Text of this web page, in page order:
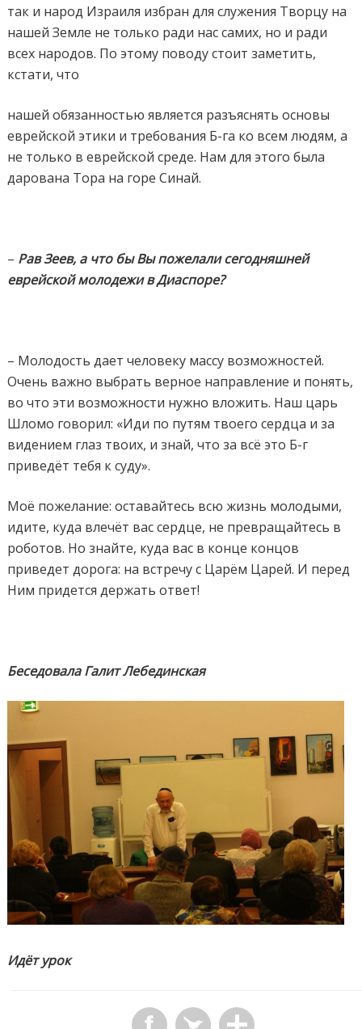
так и народ Израиля избран для служения Творцу на
нашей Земле не только ради нас самих, но и ради
всех народов. По этому поводу стоит заметить,
кстати, что
нашей обязанностью является разъяснять основы
еврейской этики и требования Б-га ко всем людям, а
не только в еврейской среде. Нам для этого была
дарована Тора на горе Синай.
– Рав Зеев, а что бы Вы пожелали сегодняшней
еврейской молодежи в Диаспоре?
– Молодость дает человеку массу возможностей.
Очень важно выбрать верное направление и понять,
во что эти возможности нужно вложить. Наш царь
Шломо говорил: «Иди по путям твоего сердца и за
видением глаз твоих, и знай, что за всё это Б-г
приведёт тебя к суду».
Моё пожелание: оставайтесь всю жизнь молодыми,
идите, куда влечёт вас сердце, не превращайтесь в
роботов. Но знайте, куда вас в конце концов
приведет дорога: на встречу с Царём Царей. И перед
Ним придется держать ответ!
Беседовала ГалитЛебединская
Идёт урок